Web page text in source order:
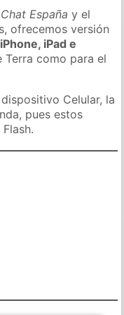
España y el
ofrecemos versión
iPad e
Terra como para el
Celular, la
pues estos